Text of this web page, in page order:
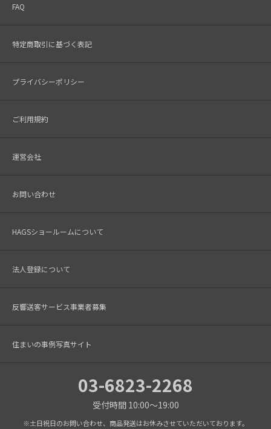
FAQ
特定商取引に基づく表記
プライバシーポリシー
ご利用規約
運営会社
お問い合わせ
HAGSショールームについて
法人登録について
反響送客サービス事業者募集
住まいの事例写真サイト
03-6823-2268
受付時間 10:00～19:00
※土日祝日のお問い合わせ、商品発送はお休みさせていただいております。